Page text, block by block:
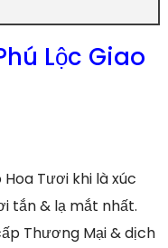
Lộc Giao
Hoa Tươi khi là xúc
tắn & lạ mắt nhất.
Thương Mại & dịch